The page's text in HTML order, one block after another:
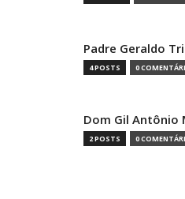
Padre Geraldo
4 POSTS 0
Dom Gil Antônio
2 POSTS 0